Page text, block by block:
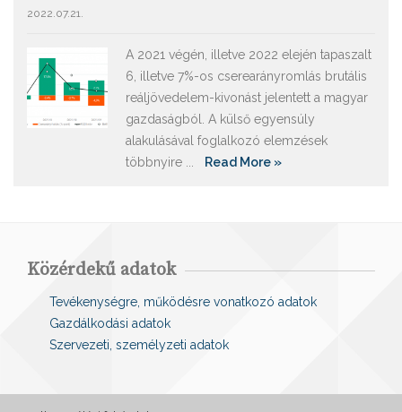
2022.07.21.
A 2021 végén, illetve 2022 elején tapaszalt
6, illetve 7%-os cserearányromlás brutális
reáljövedelem-kivonást jelentett a magyar
gazdaságból. A külső egyensúly
alakulásával foglalkozó elemzések
többnyire ...
Read More »
Közérdekű adatok
Tevékenységre, működésre vonatkozó adatok
Gazdálkodási adatok
Szervezeti, személyzeti adatok